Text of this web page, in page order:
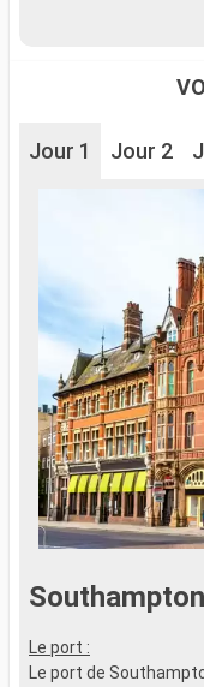
Jour 1 Jour 2
Southampton
Le port :
Le port de